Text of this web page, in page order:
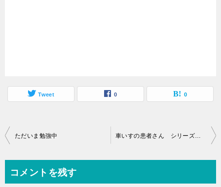
Tweet 0 0
投
ビ
ただいま勉強中 車いすの患者さん シリーズ・オステオパシー
コメントを残す